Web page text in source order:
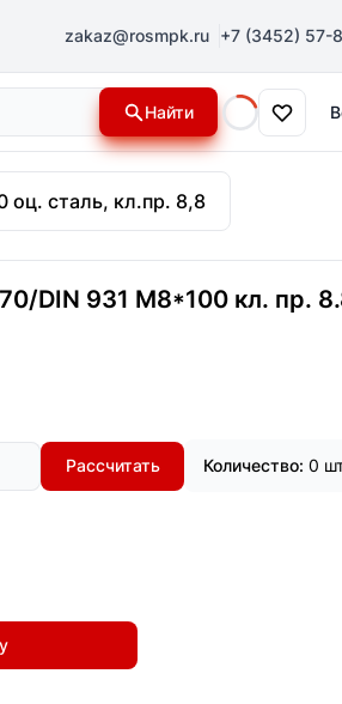
zakaz@rosmpk.ru +7 (3452) 57-
Найти
оц. сталь, кл.пр. 8,8
DIN 931 М8*100 кл. пр.
Рассчитать Количество: 0